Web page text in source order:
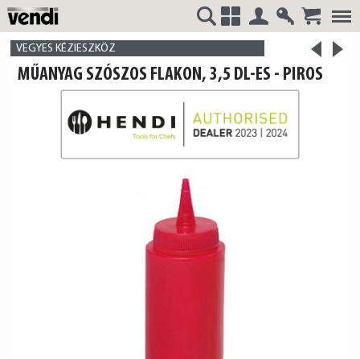
VENDI
HUNGÁRIA
+
VEGYES KÉZIESZKÖZ
<
>
MŰANYAG SZÓSZOS FLAKON, 3,5 DL-ES - PIROS